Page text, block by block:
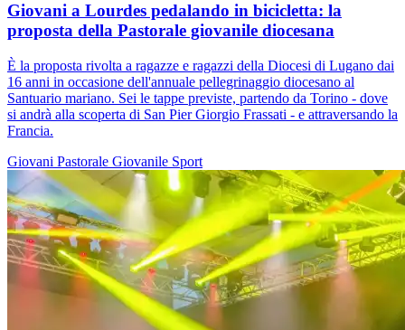
Giovani a Lourdes pedalando in bicicletta: la
proposta della Pastorale giovanile diocesana
È la proposta rivolta a ragazze e ragazzi della Diocesi di Lugano dai
16 anni in occasione dell'annuale pellegrinaggio diocesano al
Santuario mariano. Sei le tappe previste, partendo da Torino - dove
si andrà alla scoperta di San Pier Giorgio Frassati - e attraversando la
Francia.
Giovani Pastorale Giovanile Sport